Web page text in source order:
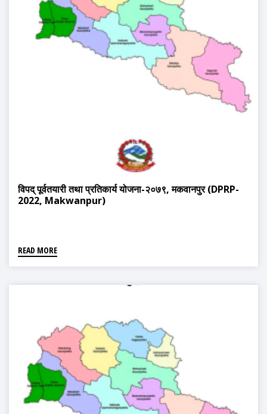
विपद् पूर्वतयारी तथा प्रतिकार्य योजना-२०७९, मकवानपुर (DPRP-
2022, Makwanpur)
READ MORE